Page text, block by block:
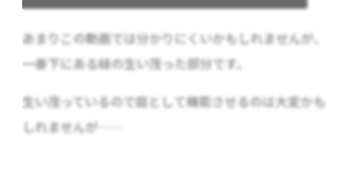
あまりこの動画では分かりにくいかもしれませんが、
一番下にある緑の生い茂った部分です。
生い茂っているので庭として機能させるのは大変かも
しれませんが……